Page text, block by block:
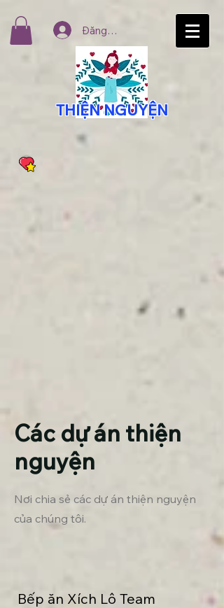
THIỆN NGUYỆN
Đăng nhập
Các dự án thiện
nguyện
Nơi chia sẻ các dự án thiện nguyện
của chúng tôi.
Bếp ăn Xích Lô Team